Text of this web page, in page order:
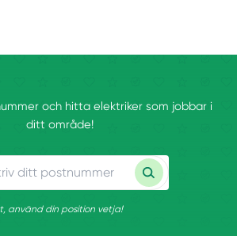
och hitta elektriker som jobbar i
ditt område!
använd din position vetja!